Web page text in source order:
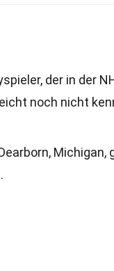
der in der
noch nicht